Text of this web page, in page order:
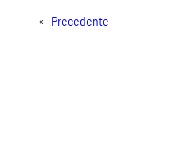
« Precedente